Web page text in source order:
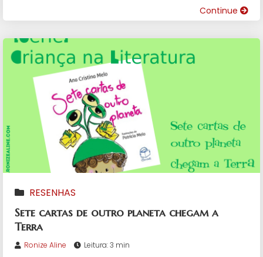
Continue
RESENHAS
Sete cartas de outro planeta chegam a
Terra
Ronize Aline Leitura: 3 min